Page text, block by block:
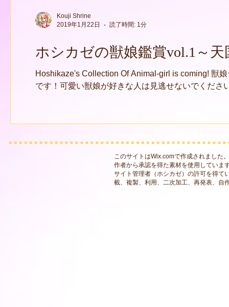
ホシカゼの獣娘鑑賞vol.1～
Hoshikaze's Collection Of Animal-girl is coming! 獣
です！可愛い獣娘が好きな人は見逃せないでくださ
Kouji Shrine
2019年1月22日
読了時間: 1分
このサイトはWix.comで作成されました。
作者から承認を得た素材を使用していま
サイト管理者（ホシカゼ）の許可を得て
載、複製、利用、二次加工、再発表、自